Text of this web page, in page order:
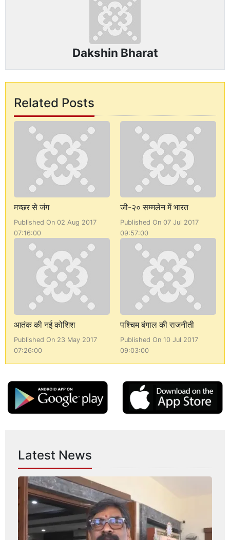
Dakshin Bharat
Related Posts
मच्छर से जंग
Published On 02 Aug 2017
07:16:00
जी-२० सम्मलेन में भारत
Published On 07 Jul 2017
09:57:00
आतंक की नई कोशिश
Published On 23 May 2017
07:26:00
पश्चिम बंगाल की राजनीती
Published On 10 Jul 2017
09:03:00
Latest News